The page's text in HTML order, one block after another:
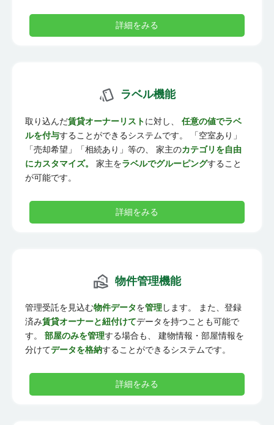
詳細をみる
ラベル機能
取り込んだ賃貸オーナーリストに対し、 任意の値でラベ
ルを付与することができるシステムです。 「空室あり」
「売却希望」「相続あり」等の、 家主のカテゴリを自由
にカスタマイズ。
家主をラベルでグルーピングすること
が可能です。
詳細をみる
物件管理機能
管理受託を見込む物件データを管理します。 また、登録
済み賃貸オーナーと紐付けてデータを持つことも可能で
す。 部屋のみを管理する場合も、 建物情報・部屋情報を
分けてデータを格納することができるシステムです。
詳細をみる